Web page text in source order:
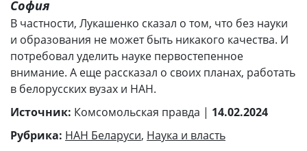
София
В частности, Лукашенко сказал о том, что без науки
и образования не может быть никакого качества. И
потребовал уделить науке первостепенное
внимание. А еще рассказал о своих планах, работать
в белорусских вузах и НАН.
Источник: Комсомольская правда | 14.02.2024
Рубрика: НАН Беларуси, Наука и власть